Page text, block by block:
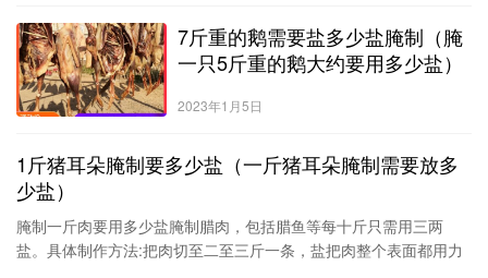
7斤重的鹅需要盐多少盐腌制（腌
一只5斤重的鹅大约要用多少盐）
2023年1月5日
1斤猪耳朵腌制要多少盐（一斤猪耳朵腌制需要放多
少盐）
腌制一斤肉要用多少盐腌制腊肉，包括腊鱼等每十斤只需用三两
盐。具体制作方法:把肉切至二至三斤一条，盐把肉整个表面都用力